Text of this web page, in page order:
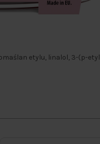
etylu, linalol, 3-(p-